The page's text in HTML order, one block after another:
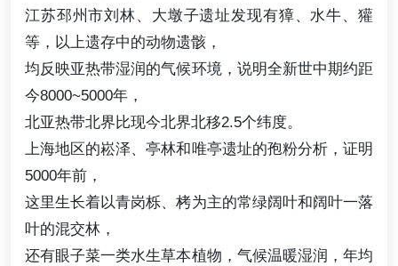
江苏邳州市刘林、大墩子遗址发现有獐、水牛、獾
等，以上遗存中的动物遗骸，
均反映亚热带湿润的气候环境，说明全新世中期约距
今8000~5000年，
北亚热带北界比现今北界北移2.5个纬度。
上海地区的崧泽、亭林和唯亭遗址的孢粉分析，证明
5000年前，
这里生长着以青岗栎、栲为主的常绿阔叶和阔叶一落
叶的混交林，
还有眼子菜一类水生草本植物，气候温暖湿润，年均